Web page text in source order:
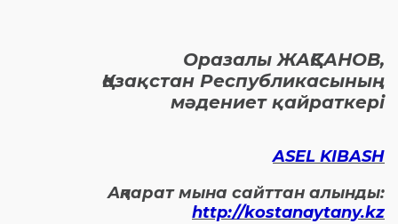
Оразалы ЖАҚСАНОВ,
Қазақстан Республикасының
мәдениет қайраткері
ASEL KIBASH
Ақпарат мына сайттан алынды:
http://kostanaytany.kz